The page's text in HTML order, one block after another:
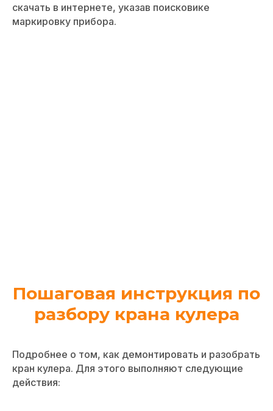
скачать в интернете, указав поисковике
маркировку прибора.
Пошаговая инструкция по
разбору крана кулера
Подробнее о том, как демонтировать и разобрать
кран кулера. Для этого выполняют следующие
действия: